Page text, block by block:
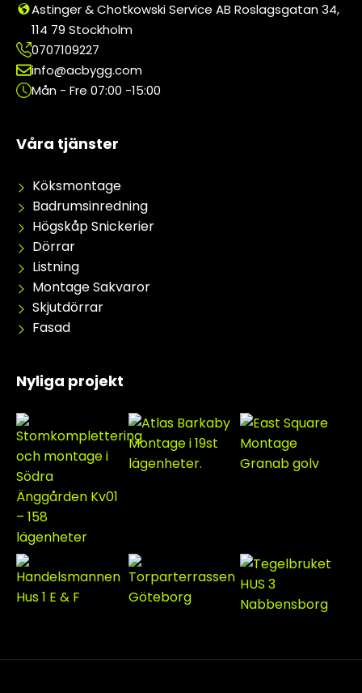
Astinger & Chotkowski Service AB Roslagsgatan 34,
114 79 Stockholm
0707109227
info@acbygg.com
Mån - Fre 07:00 -15:00
Våra tjänster
Köksmontage
Badrumsinredning
Högskåp Snickerier
Dörrar
Listning
Montage Sakvaror
Skjutdörrar
Fasad
Nyliga projekt